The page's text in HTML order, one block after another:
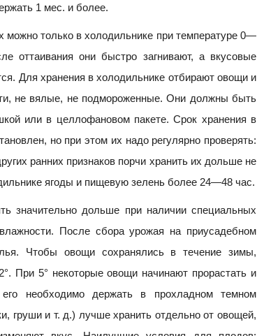
1 мес. и более.
можно только в холодильнике при температуре 0—
оттаивания они быстро загнивают, а вкусовые
Для хранения в холодильнике отбирают овощи и
не вялые, не подмороженные. Они должны быть
или в целлофановом пакете. Срок хранения в
но при этом их надо регулярно проверять:
ранних признаков порчи хранить их дольше не
ягоды и пищевую зелень более 24—48 час.
значительно дольше при наличии специальных
После сбора урожая на приусадебном
Чтобы овощи сохранялись в течение зимы,
При 5° некоторые овощи начинают прорастать и
необходимо держать в прохладном темном
груши и т. д.) лучше хранить отдельно от овощей,